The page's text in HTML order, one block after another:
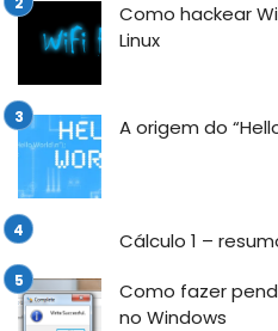
Como hackear
Linux
A origem do
Cálculo 1 –
Como fazer
no Windows